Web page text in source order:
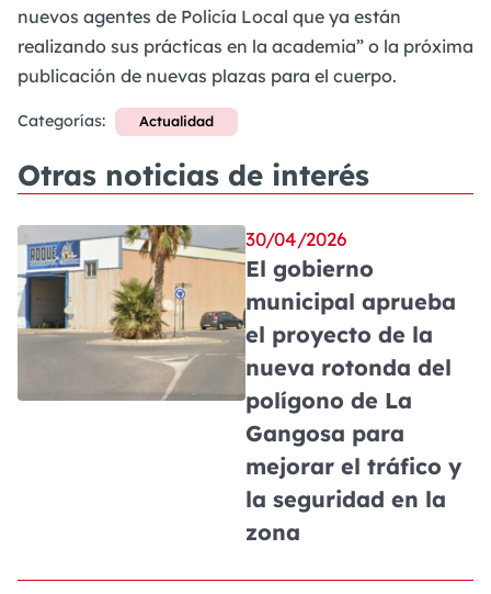
nuevos agentes de Policía Local que ya están
realizando sus prácticas en la academia” o la próxima
publicación de nuevas plazas para el cuerpo.
Categorías: Actualidad
Otras noticias de interés
30/04/2026
El gobierno
municipal aprueba
el proyecto de la
nueva rotonda del
polígono de La
Gangosa para
mejorar el tráfico y
la seguridad en la
zona